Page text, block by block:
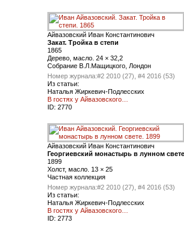
Айвазовский Иван Константинович
Закат. Тройка в степи
1865
Дерево, масло. 24 × 32,2
Cобрание В.Л.Мащицкого, Лондон
Номер журнала:#2 2010 (27), #4 2016 (53)
Из статьи:
Наталья Жиркевич-Подлесских
В гостях у Айвазовского…
ID: 2770
Айвазовский Иван Константинович
Георгиевский монастырь в лунном свете
1899
Холст, масло. 13 × 25
Частная коллекция
Номер журнала:#2 2010 (27), #4 2016 (53)
Из статьи:
Наталья Жиркевич-Подлесских
В гостях у Айвазовского…
ID: 2773